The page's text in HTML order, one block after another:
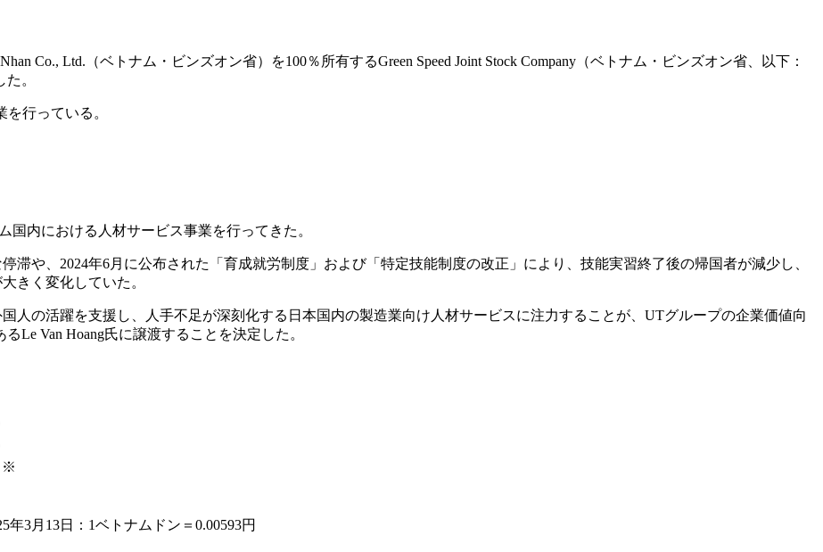
Co., Ltd.（ベトナム・ビンズオン省）を100％所有するGreen Speed Joint Stock Company（ベトナム・ビンズオン省、以下：
。
行っている。
国内における人材サービス事業を行ってきた。
滞や、2024年6月に公布された「育成就労制度」および「特定技能制度の改正」により、技能実習終了後の帰国者が減少し、
きく変化していた。
人の活躍を支援し、人手不足が深刻化する日本国内の製造業向け人材サービスに注力することが、UTグループの企業価値向
Le Van Hoang氏に譲渡することを決定した。
※
3月13日：1ベトナムドン＝0.00593円